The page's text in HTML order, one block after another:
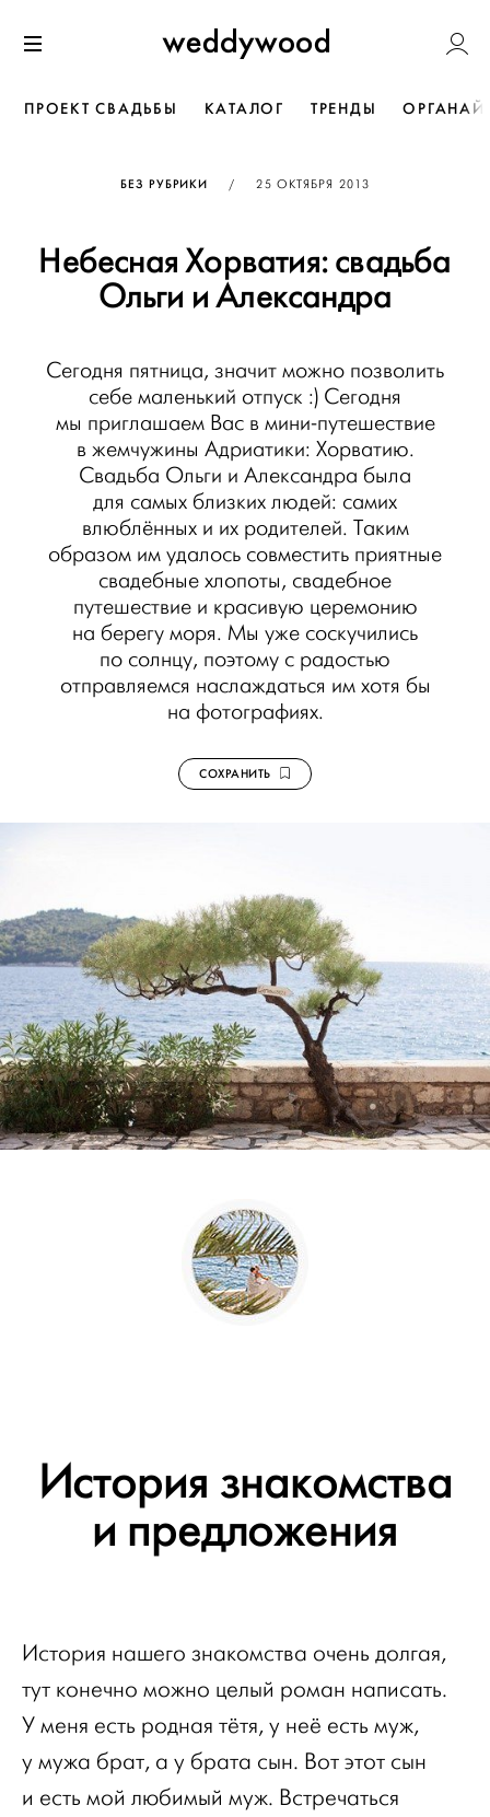
к содержанию
Weddywood
ПРОЕКТ СВАДЬБЫ КАТАЛОГ ТРЕНДЫ
БЕЗ РУБРИКИ / ОПУБЛИКОВАНО
25 ОКТЯБРЯ 2013
Небесная Хорватия: свадьба
Ольги и Александра
Сегодня пятница, значит можно позволить
себе маленький отпуск :) Сегодня
мы приглашаем Вас в мини-путешествие
в жемчужины Адриатики: Хорватию.
Свадьба Ольги и Александра была
для самых близких людей: самих
влюблённых и их родителей. Таким
образом им удалось совместить приятные
свадебные хлопоты, свадебное
путешествие и красивую церемонию
на берегу моря. Мы уже соскучились
по солнцу, поэтому с радостью
отправляемся наслаждаться им хотя бы
на фотографиях.
СОХРАНИТЬ
История знакомства
и предложения
История нашего знакомства очень долгая,
тут конечно можно целый роман написать.
У меня есть родная тётя, у неё есть муж,
у мужа брат, а у брата сын. Вот этот сын
и есть мой любимый муж. Встречаться